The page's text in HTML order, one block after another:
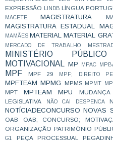
EXPRESSÃO
LINDB LÍNGUA
MACETE MAGISTRATURA
MAGISTRATURA ESTADUAL
MAMÃES MATERIAL MATERIAL
MERCADO DE TRABALHO
MINISTÉRIO PÚBLICO
MOTIVACIONAL
MP MPAC
MPF MPF 29 MPF; DIREITO
MPFTEAM MPMG MPMS MPMT
MPT
MPTEAM MPU
LEGISLATIVA
NÃO CAI DESPENCA
NOTÍCIADECONCURSO NOVAS
OAB OAB; CONCURSO;
ORGANIZAÇÃO PATRIMÔNIO
G1
PEÇA PROCESSUAL